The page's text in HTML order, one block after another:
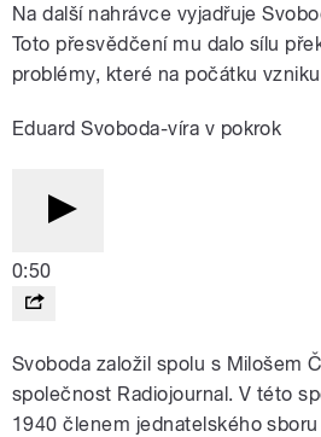
Na další nahrávce vyjadřuje
Toto přesvědčení mu dalo sílu
problémy, které na počátku
Eduard Svoboda-víra v pokrok
0:50
Svoboda založil spolu s Milošem
společnost Radiojournal. V této
1940 členem jednatelského